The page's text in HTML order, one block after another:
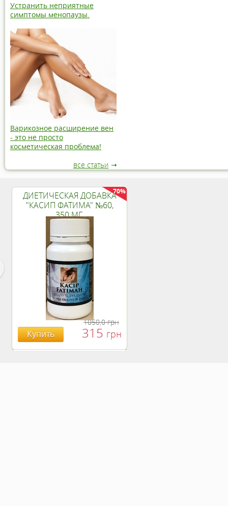
Устранить неприятные
симптомы менопаузы.
Варикозное расширение вен
- это не просто
косметическая проблема!
все статьи
ДИЕТИЧЕСКАЯ ДОБАВКА
"КАСИП ФАТИМА" №60,
350 МГ.
Купить
1050,0грн
315 грн
70%